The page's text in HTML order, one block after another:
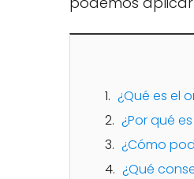
¿Qué es el
¿Por qué
¿Cómo
¿Qué